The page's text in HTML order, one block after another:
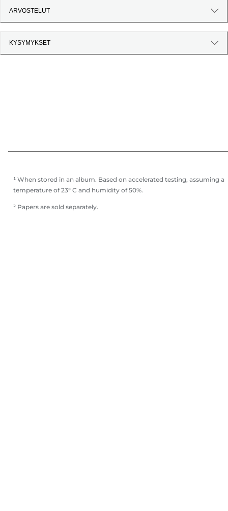
ARVOSTELUT
KYSYMYKSET
¹ When stored in an album. Based on accelerated testing, assuming a
temperature of 23° C and humidity of 50%.
² Papers are sold separately.